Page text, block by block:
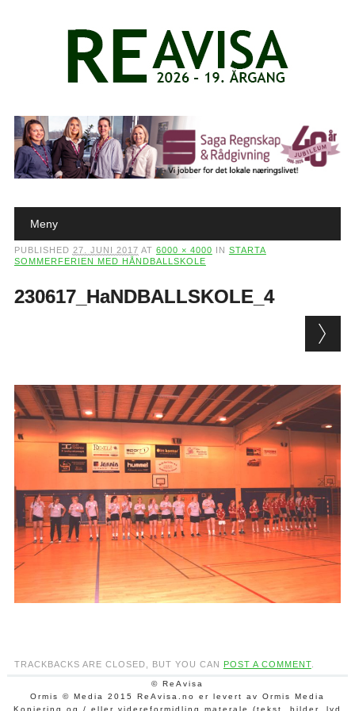
Main menu
Meny
PUBLISHED 27. JUNI 2017 AT 6000 × 4000 IN STARTA
SOMMERFERIEN MED HÅNDBALLSKOLE
230617_HaNDBALLSKOLE_4
TRACKBACKS ARE CLOSED, BUT YOU CAN POST A COMMENT.
© ReAvisa
Ormis © Media 2015 ReAvisa.no er levert av Ormis Media
Kopiering og / eller videreformidling materale (tekst, bilder, lyd